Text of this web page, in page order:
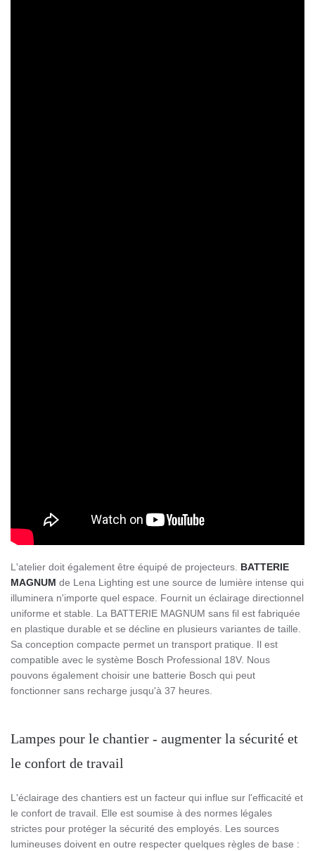
L'atelier doit également être équipé de projecteurs. BATTERIE
MAGNUM de Lena Lighting est une source de lumière intense qui
illuminera n'importe quel espace. Fournit un éclairage directionnel
uniforme et stable. La BATTERIE MAGNUM sans fil est fabriquée
en plastique durable et se décline en plusieurs variantes de taille.
Sa conception compacte permet un transport pratique. Il est
compatible avec le système Bosch Professional 18V. Nous
pouvons également choisir une batterie Bosch qui peut
fonctionner sans recharge jusqu'à 37 heures.
Lampes pour le chantier - augmenter la sécurité et
le confort de travail
L'éclairage des chantiers est un facteur qui influe sur l'efficacité et
le confort de travail. Elle est soumise à des normes légales
strictes pour protéger la sécurité des employés. Les sources
lumineuses doivent en outre respecter quelques règles de base :